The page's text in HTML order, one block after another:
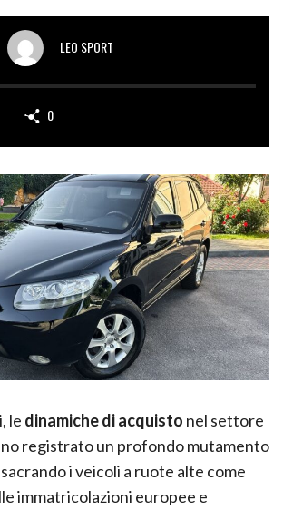
LEO SPORT
0
le dinamiche di acquisto nel settore
registrato un profondo mutamento
i veicoli a ruote alte come
immatricolazioni europee e